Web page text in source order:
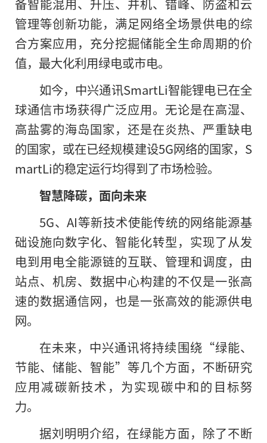
备智能混用、升压、并机、错峰、防盗和云
管理等创新功能，满足网络全场景供电的综
合方案应用，充分挖掘储能全生命周期的价
值，最大化利用绿电或市电。
如今，中兴通讯SmartLi智能锂电已在全
球通信市场获得广泛应用。无论是在高湿、
高盐雾的海岛国家，还是在炎热、严重缺电
的国家，或在已经规模建设5G网络的国家，S
martLi的稳定运行均得到了市场检验。
智慧降碳，面向未来
5G、AI等新技术使能传统的网络能源基
础设施向数字化、智能化转型，实现了从发
电到用电全能源链的互联、管理和调度，由
站点、机房、数据中心构建的不仅是一张高
速的数据通信网，也是一张高效的能源供电
网。
在未来，中兴通讯将持续围绕“绿能、
节能、储能、智能”等几个方面，不断研究
应用减碳新技术，为实现碳中和的目标努
力。
据刘明明介绍，在绿能方面，除了不断